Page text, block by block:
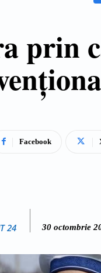
prin
Facebook
24 30 octombrie